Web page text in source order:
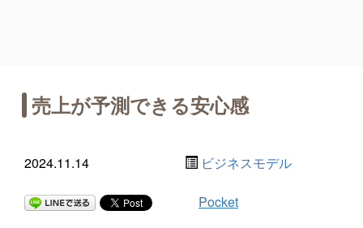
売上が予測できる安心感
2024.11.14 ビジネスモデル
Pocket